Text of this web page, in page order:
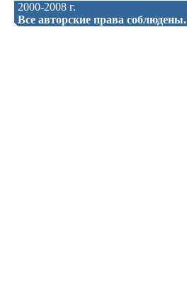
2000-2008 г.
Все авторские права соблюдены.